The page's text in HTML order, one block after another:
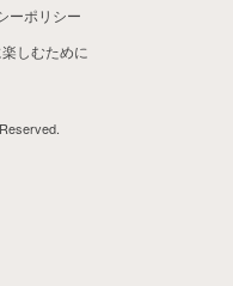
ーポリシー
しむために